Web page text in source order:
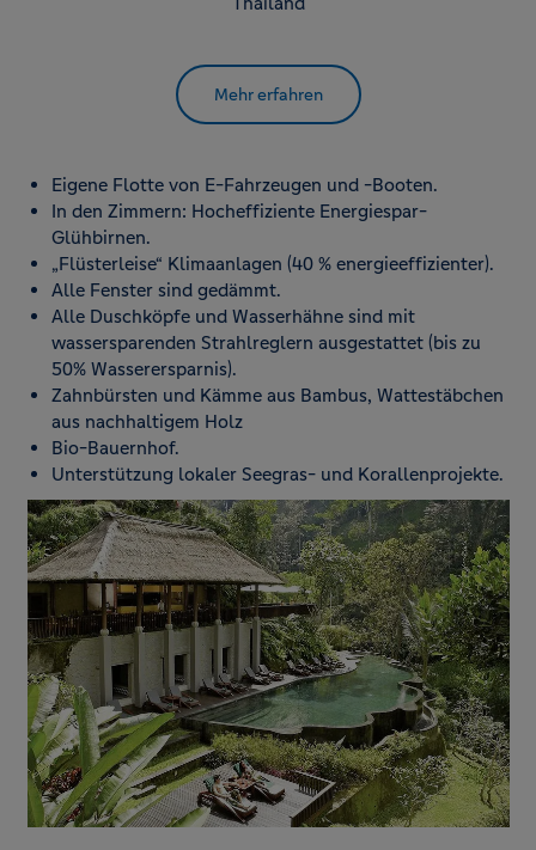
cookieloses Tracking ein.
Mehr erfahren
Eigene Flotte von E-Fahrzeugen und -Booten.
In den Zimmern: Hocheffiziente Energiespar-
Glühbirnen.
„Flüsterleise“ Klimaanlagen (40 % energieeffizienter).
Alle Fenster sind gedämmt.
Alle Duschköpfe und Wasserhähne sind mit
wassersparenden Strahlreglern ausgestattet (bis zu
50% Wasserersparnis).
Zahnbürsten und Kämme aus Bambus, Wattestäbchen
aus nachhaltigem Holz
Bio-Bauernhof.
Unterstützung lokaler Seegras- und Korallenprojekte.